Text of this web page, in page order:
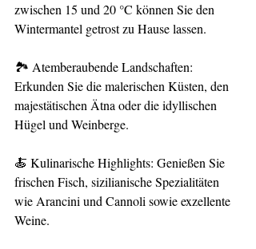
zwischen 15 und 20 °C können Sie den
Wintermantel getrost zu Hause lassen.
🏞️ Atemberaubende Landschaften:
Erkunden Sie die malerischen Küsten, den
majestätischen Ätna oder die idyllischen
Hügel und Weinberge.
🍝 Kulinarische Highlights: Genießen Sie
frischen Fisch, sizilianische Spezialitäten
wie Arancini und Cannoli sowie exzellente
Weine.